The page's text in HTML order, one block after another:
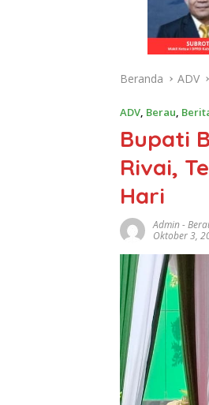
Beranda ADV
ADV, Berau,
Bupati
Rivai,
Hari
Admin-
Oktober 3,